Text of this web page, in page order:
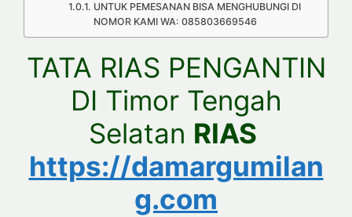
UNTUK PEMESANAN BISA MENGHUBUNGI DI
NOMOR KAMI WA: 085803669546
TATA RIAS PENGANTIN
DI Timor Tengah
Selatan RIAS
https://damargumilan
g.com